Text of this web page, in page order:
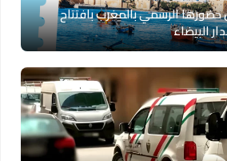
حضورها الرسمي بالمغرب بافتتاح
البيضاء